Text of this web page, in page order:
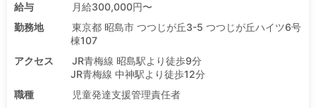
給与
月給300,000円〜
勤務地
東京都 昭島市 つつじが丘3-5 つつじが丘ハイツ6号
棟107
アクセス
JR青梅線 昭島駅より徒歩9分
JR青梅線 中神駅より徒歩12分
職種
児童発達支援管理責任者